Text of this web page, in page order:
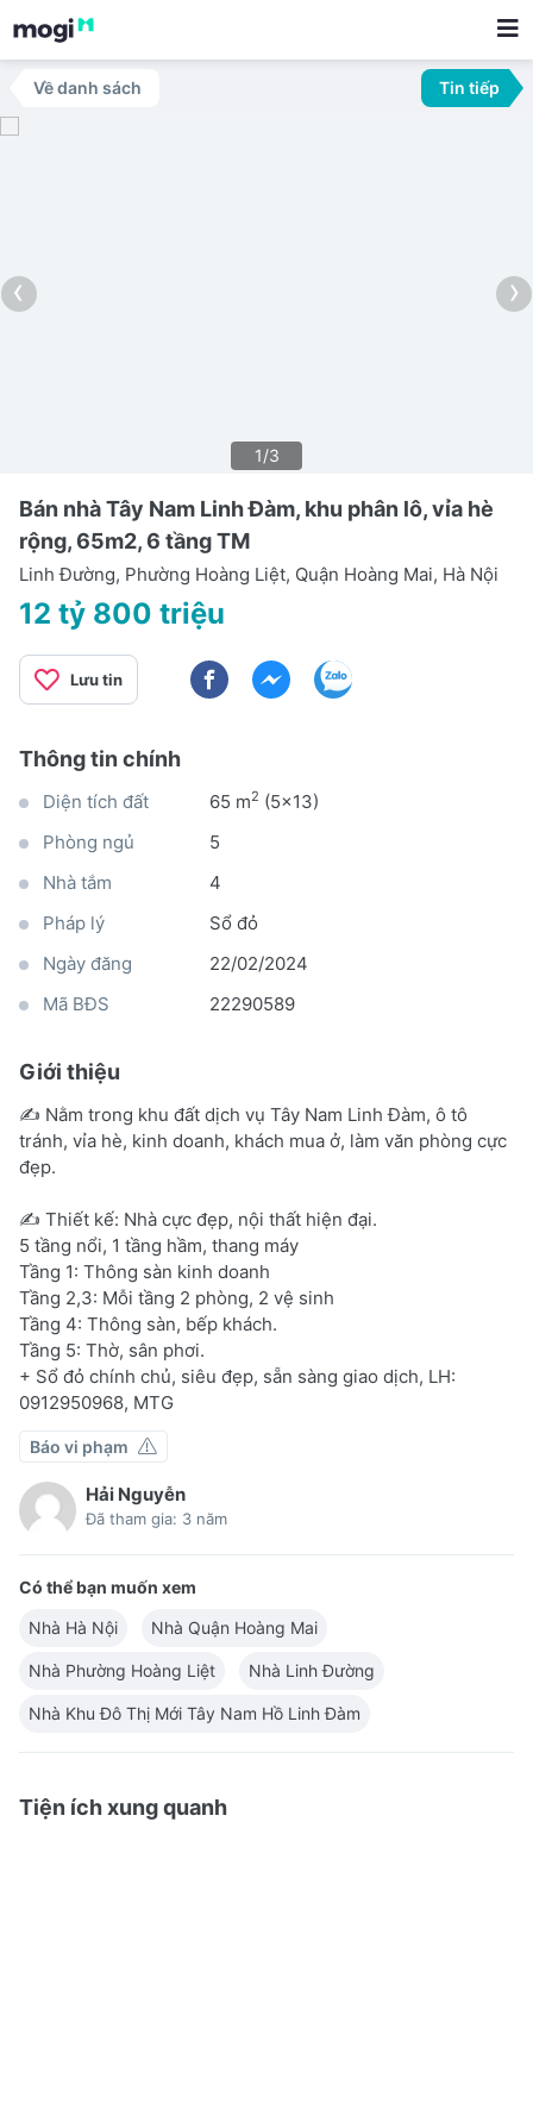
Về danh sách Tin tiếp
‹ ›
1/3
Bán nhà Tây Nam Linh Đàm, khu phân lô, vỉa hè
rộng, 65m2, 6 tầng TM
Linh Đường, Phường Hoàng Liệt, Quận Hoàng Mai, Hà Nội
12 tỷ 800 triệu
Lưu tin
Thông tin chính
Diện tích đất 65 m2 (5x13)
Phòng ngủ
5
Nhà tắm
4
Pháp lý
Sổ đỏ
Ngày đăng
22/02/2024
Mã BĐS
22290589
Giới thiệu
✍️ Nằm trong khu đất dịch vụ Tây Nam Linh Đàm, ô tô
tránh, vỉa hè, kinh doanh, khách mua ở, làm văn phòng cực
đẹp.
✍ Thiết kế: Nhà cực đẹp, nội thất hiện đại.
5 tầng nổi, 1 tầng hầm, thang máy
Tầng 1: Thông sàn kinh doanh
Tầng 2,3: Mỗi tầng 2 phòng, 2 vệ sinh
Tầng 4: Thông sàn, bếp khách.
Tầng 5: Thờ, sân phơi.
+ Sổ đỏ chính chủ, siêu đẹp, sẵn sàng giao dịch, LH:
0912950968, MTG
Báo vi phạm
Hải Nguyễn
Đã tham gia: 3 năm
Có thể bạn muốn xem
Nhà Hà Nội
Nhà Quận Hoàng Mai
Nhà Phường Hoàng Liệt Nhà Linh Đường
Nhà Khu Đô Thị Mới Tây Nam Hồ Linh Đàm
Tiện ích xung quanh